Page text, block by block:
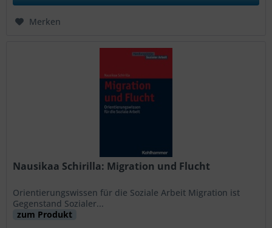
Merken
Nausikaa Schirilla: Migration und Flucht
Orientierungswissen für die Soziale Arbeit Migration ist
Gegenstand Sozialer...
zum Produkt